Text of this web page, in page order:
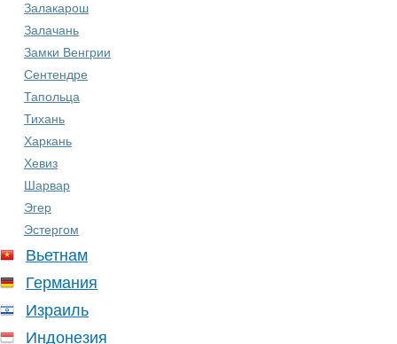
Залакарош
Залачань
Замки Венгрии
Сентендре
Тапольца
Тихань
Харкань
Хевиз
Шарвар
Эгер
Эстергом
Вьетнам
Германия
Израиль
Индонезия